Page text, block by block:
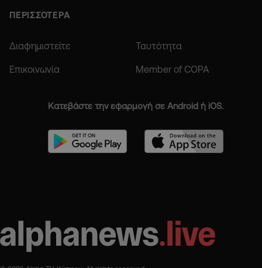
ΠΕΡΙΣΣΟΤΕΡΑ
Διαφημιστείτε Ταυτότητα
Επικοινωνία Member of COPA
Κατεβάστε την εφαρμογή σε Android ή iOS.